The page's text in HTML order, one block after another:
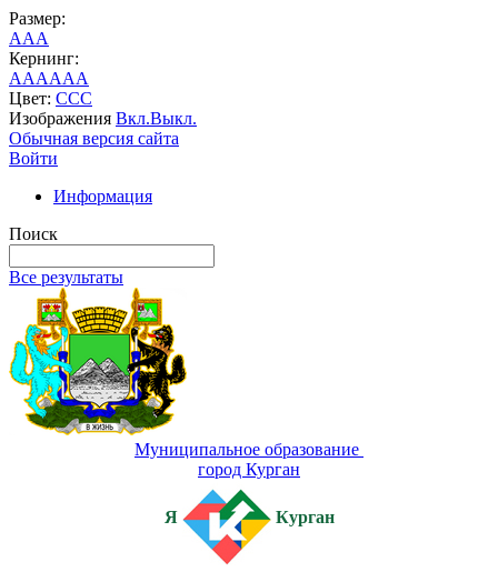
Размер:
AAA
Кернинг:
AAAAAA
Цвет: CCC
Изображения Вкл.Выкл.
Обычная версия сайта
Войти
Информация
Поиск
Все результаты
Муниципальное образование
город Курган
Я Курган